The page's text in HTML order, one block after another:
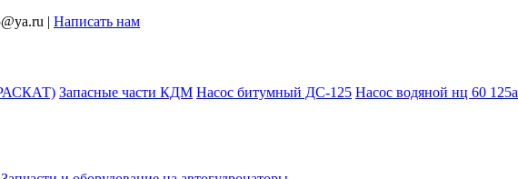
| Написать нам
Запасные части КДМ Насос битумный ДС-125 Насос водяной нц 60 125а